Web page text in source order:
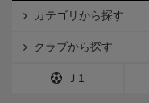
カテゴリから探す
クラブから探す
Ｊ1